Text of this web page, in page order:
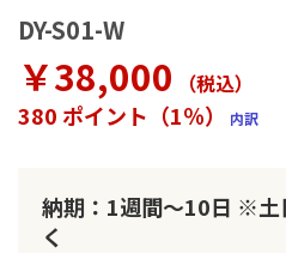
DY-S01-W
￥38,000 （税込）
380 ポイント（1％） 内訳
納期：1週間～10日 ※土
く
ギ
ャ
ラ
リ
ー
初